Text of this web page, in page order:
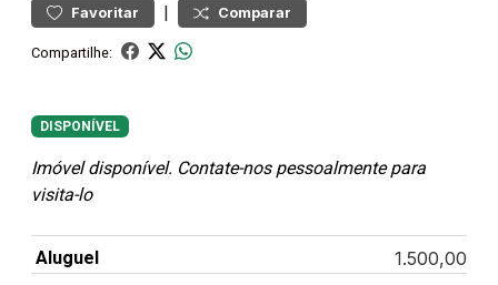
Favoritar | Comparar
Compartilhe:
DISPONÍVEL
Imóvel disponível. Contate-nos pessoalmente para
visita-lo
Aluguel 1.500,00